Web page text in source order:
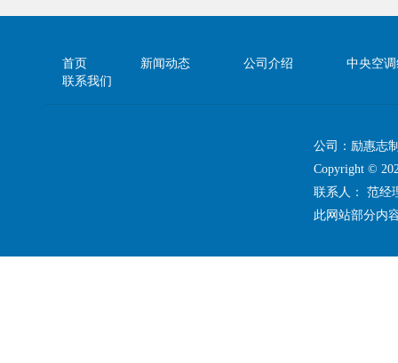
首页 新闻动态 公司介绍
中央空
联系我们
公司：励惠志
Copyright ©
联系人： 范
此网站部分内